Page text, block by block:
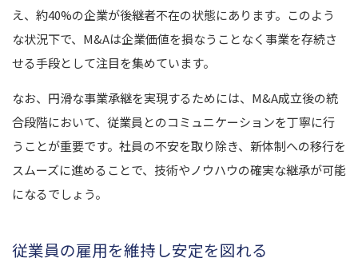
え、約40%の企業が後継者不在の状態にあります。このよう
な状況下で、M&Aは企業価値を損なうことなく事業を存続さ
せる手段として注目を集めています。
なお、円滑な事業承継を実現するためには、M&A成立後の統
合段階において、従業員とのコミュニケーションを丁寧に行
うことが重要です。社員の不安を取り除き、新体制への移行を
スムーズに進めることで、技術やノウハウの確実な継承が可能
になるでしょう。
従業員の雇用を維持し安定を図れる